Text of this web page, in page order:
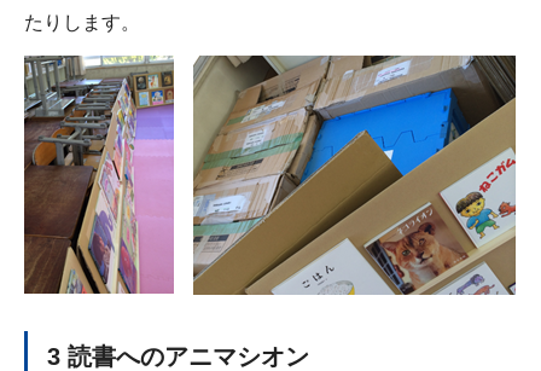
たりします。
3 読書へのアニマシオン